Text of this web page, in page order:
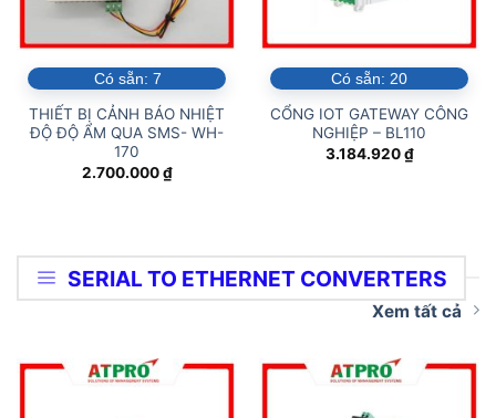
Có sẵn: 7
THIẾT BỊ CẢNH BÁO NHIỆT
ĐỘ ĐỘ ẨM QUA SMS- WH-
170
2.700.000₫
Có sẵn: 20
CỔNG IOT GATEWAY CÔNG
NGHIỆP – BL110
3.184.920₫
SERIAL TO ETHERNET CONVERTERS
Xem tất cả